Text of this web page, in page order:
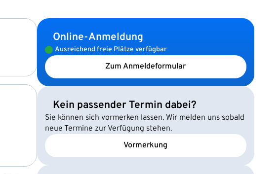
Online-Anmeldung
Ausreichend freie Plätze verfügbar
Zum Anmeldeformular
Kein passender Termin dabei?
Sie können sich vormerken lassen. Wir melden uns sobald
neue Termine zur Verfügung stehen.
Vormerkung